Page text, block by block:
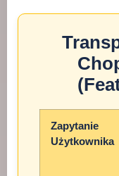
Zapytanie
Użytkownika